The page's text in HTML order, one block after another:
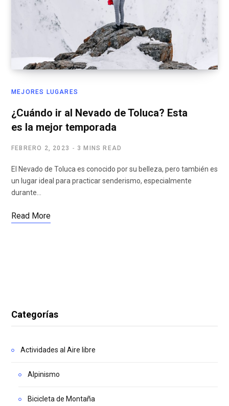
MEJORES LUGARES
¿Cuándo ir al Nevado de Toluca? Esta
es la mejor temporada
FEBRERO 2, 2023 3 MINS READ
El Nevado de Toluca es conocido por su belleza, pero también es
un lugar ideal para practicar senderismo, especialmente
durante…
Read More
Categorías
Actividades al Aire libre
Alpinismo
Bicicleta de Montaña